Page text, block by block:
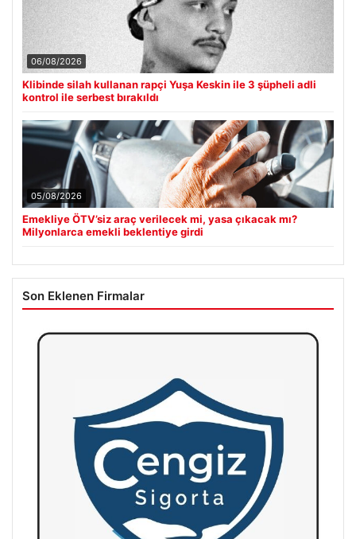
06/08/2026
Klibinde silah kullanan rapçi Yuşa Keskin ile 3 şüpheli adli
kontrol ile serbest bırakıldı
05/08/2026
Emekliye ÖTV’siz araç verilecek mi, yasa çıkacak mı?
Milyonlarca emekli beklentiye girdi
Son Eklenen Firmalar